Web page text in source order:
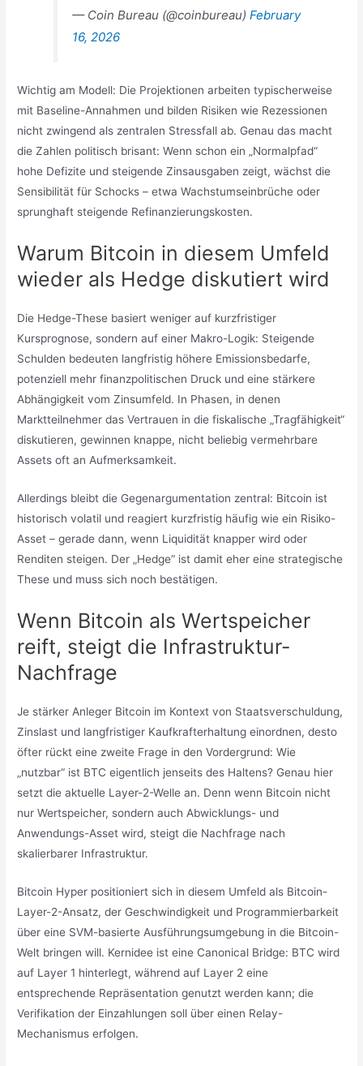
— Coin Bureau (@coinbureau)February
16, 2026
Wichtig am Modell: Die Projektionen arbeiten typischerweise
mit Baseline-Annahmen und bilden Risiken wie Rezessionen
nicht zwingend als zentralen Stressfall ab. Genau das macht
die Zahlen politisch brisant: Wenn schon ein „Normalpfad“
hohe Defizite und steigende Zinsausgaben zeigt, wächst die
Sensibilität für Schocks – etwa Wachstumseinbrüche oder
sprunghaft steigende Refinanzierungskosten.
Warum Bitcoin in diesem Umfeld
wieder als Hedge diskutiert wird
Die Hedge-These basiert weniger auf kurzfristiger
Kursprognose, sondern auf einer Makro-Logik: Steigende
Schulden bedeuten langfristig höhere Emissionsbedarfe,
potenziell mehr finanzpolitischen Druck und eine stärkere
Abhängigkeit vom Zinsumfeld. In Phasen, in denen
Marktteilnehmer das Vertrauen in die fiskalische „Tragfähigkeit“
diskutieren, gewinnen knappe, nicht beliebig vermehrbare
Assets oft an Aufmerksamkeit.
Allerdings bleibt die Gegenargumentation zentral: Bitcoin ist
historisch volatil und reagiert kurzfristig häufig wie ein Risiko-
Asset – gerade dann, wenn Liquidität knapper wird oder
Renditen steigen. Der „Hedge“ ist damit eher eine strategische
These und muss sich noch bestätigen.
Wenn Bitcoin als Wertspeicher
reift, steigt die Infrastruktur-
Nachfrage
Je stärker Anleger Bitcoin im Kontext von Staatsverschuldung,
Zinslast und langfristiger Kaufkrafterhaltung einordnen, desto
öfter rückt eine zweite Frage in den Vordergrund: Wie
„nutzbar“ ist BTC eigentlich jenseits des Haltens? Genau hier
setzt die aktuelle Layer-2-Welle an. Denn wenn Bitcoin nicht
nur Wertspeicher, sondern auch Abwicklungs- und
Anwendungs-Asset wird, steigt die Nachfrage nach
skalierbarer Infrastruktur.
Bitcoin Hyper positioniert sich in diesem Umfeld als Bitcoin-
Layer-2-Ansatz, der Geschwindigkeit und Programmierbarkeit
über eine SVM-basierte Ausführungsumgebung in die Bitcoin-
Welt bringen will. Kernidee ist eine Canonical Bridge: BTC wird
auf Layer 1 hinterlegt, während auf Layer 2 eine
entsprechende Repräsentation genutzt werden kann; die
Verifikation der Einzahlungen soll über einen Relay-
Mechanismus erfolgen.